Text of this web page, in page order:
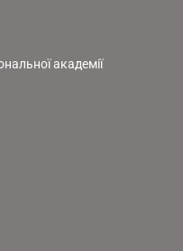
академії